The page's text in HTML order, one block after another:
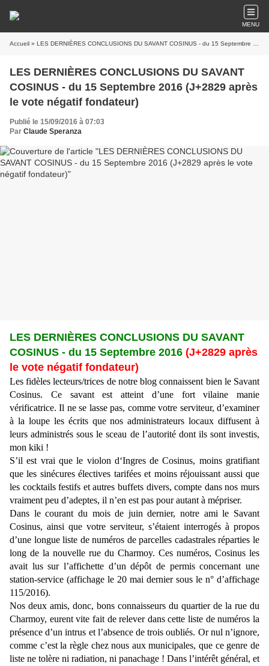
MENU
Accueil » LES DERNIÈRES CONCLUSIONS DU SAVANT COSINUS - du 15 Septembre 2016 (J+2829 après le vote négatif fondateur)
LES DERNIÈRES CONCLUSIONS DU SAVANT
COSINUS - du 15 Septembre 2016 (J+2829 après
le vote négatif fondateur)
Publié le 15/09/2016 à 07:03
Par Claude Speranza
LES DERNIÈRES CONCLUSIONS DU SAVANT
COSINUS - du 15 Septembre 2016 (J+2829 après
le vote négatif fondateur)
Les fidèles lecteurs/trices de notre blog connaissent bien le Savant
Cosinus. Ce savant est atteint d’une fort vilaine manie
vérificatrice. Il ne se lasse pas, comme votre serviteur, d’examiner
à la loupe les écrits que nos administrateurs locaux diffusent à
leurs administrés sous le sceau de l’autorité dont ils sont investis,
mon kiki !
S’il est vrai que le violon d‘Ingres de Cosinus, moins gratifiant
que les sinécures électives tarifées et moins réjouissant aussi que
les cocktails festifs et autres buffets divers, compte dans nos murs
vraiment peu d’adeptes, il n’en est pas pour autant à mépriser.
Dans le courant du mois de juin dernier, notre ami le Savant
Cosinus, ainsi que votre serviteur, s’étaient interrogés à propos
d’une longue liste de numéros de parcelles cadastrales réparties le
long de la nouvelle rue du Charmoy. Ces numéros, Cosinus les
avait lus sur l’affichette d’un dépôt de permis concernant une
station-service (affichage le 20 mai dernier sous le n° d’affichage
115/2016).
Nos deux amis, donc, bons connaisseurs du quartier de la rue du
Charmoy, eurent vite fait de relever dans cette liste de numéros la
présence d’un intrus et l’absence de trois oubliés. Or nul n’ignore,
comme c’est la règle chez nous aux municipales, que ce genre de
liste ne tolère ni radiation, ni panachage ! Dans l’intérêt général, et